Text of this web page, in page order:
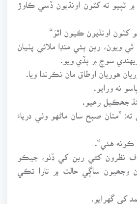
۾ ٽپيو ته کٽون اونڌيون ڏسي ڪاوڙ
کٽون اونڌيون ڪيون اٿوَ“
ويون، ربن ٻئي منڊا ملائي پٺيان
سوچ ۾ ٻڏي ويو.
هوريان اوطاق مان نڪرندا ويا.
نه ورايو.
جھڪيل رهيو.
”متان صبح سان ماڻهو وٺي درياءَ
ڪونه هئي“.
نظرون کڻي ربن کي ڏٺو، جيڪو
وجھيون ساڳي حالت ۾ تارا تڪي
کي گهرايو.